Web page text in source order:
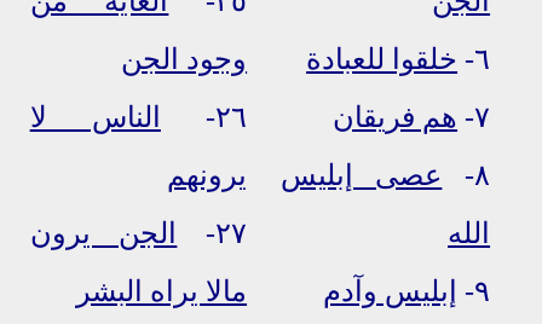
٦-
خلقوا للعبادة
٧-
هم فريقان
٨-
عصى إبليس
الله
٩-
إبليس وآدم
وجود الجن
٢٦-
الناس لا
يرونهم
٢٧-
الجن يرون
مالا يراه البشر